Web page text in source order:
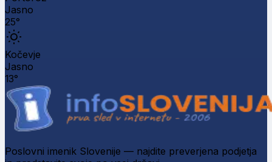
Jasno
25°
Kočevje
Jasno
13°
Poslovni imenik Slovenije — najdite preverjena podjetja